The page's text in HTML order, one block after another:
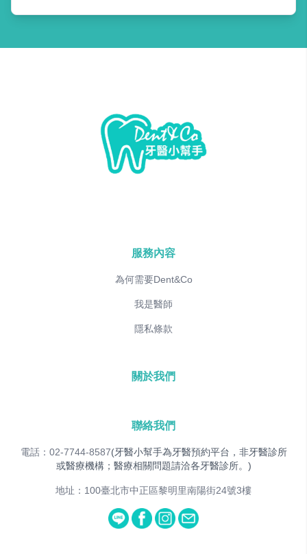
服務內容
為何需要Dent&Co
我是醫師
隱私條款
關於我們
聯絡我們
電話：02-7744-8587(牙醫小幫手為牙醫預約平台，非牙醫診所
或醫療機構；醫療相關問題請洽各牙醫診所。)
地址：100臺北市中正區黎明里南陽街24號3樓